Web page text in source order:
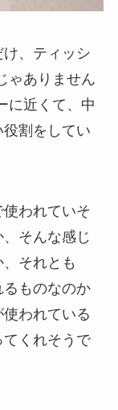
、ティッシ
ゃありません
に近くて、中
割をしてい
われていそ
そんな感じ
それとも
るものなのか
われている
くれそうで